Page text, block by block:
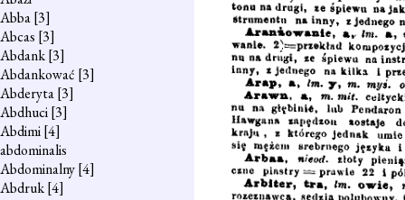
Abba[3]
Abcas [3]
Abdank[3]
Abdankować [3]
Abderyta[3]
Abdhuci[3]
Abdimi[4]
abdominalis
Abdominalny[4]
Abdruk[4]